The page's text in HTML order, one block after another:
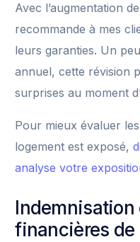
Avec l’augmentation
recommande à mes
leurs garanties. Un
annuel, cette révision
surprises au moment
Pour mieux évaluer
logement est exposé,
analyse votre
financières de